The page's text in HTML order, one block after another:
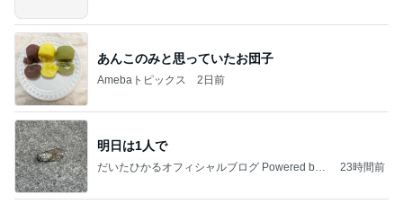
あんこのみと思っていたお団子
Amebaトピックス 2日前
明日は1人で
だいたひかるオフィシャルブログ Powered by
23時間前